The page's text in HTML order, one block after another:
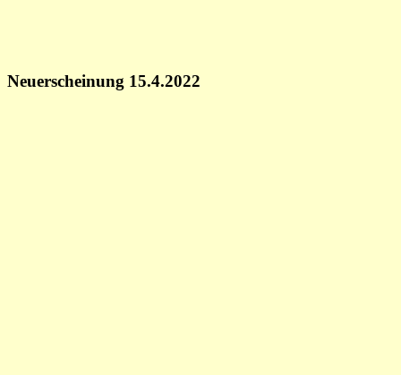
Neuerscheinung 15.4.2022